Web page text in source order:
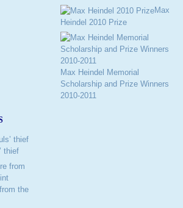
Max
Heindel 2010 Prize
Max Heindel Memorial
Scholarship and Prize Winners
2010-2011
thief
the